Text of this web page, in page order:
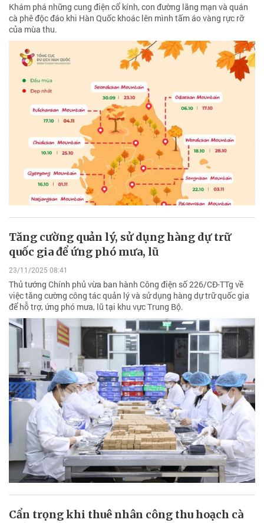
Khám phá những cung điện cổ kính, con đường lãng mạn và quán
cà phê độc đáo khi Hàn Quốc khoác lên mình tấm áo vàng rực rỡ
của mùa thu.
Tăng cường quản lý, sử dụng hàng dự trữ
quốc gia để ứng phó mưa, lũ
23/11/2025 08:41
Thủ tướng Chính phủ vừa ban hành Công điện số 226/CĐ-TTg về
việc tăng cường công tác quản lý và sử dụng hàng dự trữ quốc gia
để hỗ trợ, ứng phó mưa, lũ tại khu vực Trung Bộ.
Cẩn trọng khi thuê nhân công thu hoạch cà